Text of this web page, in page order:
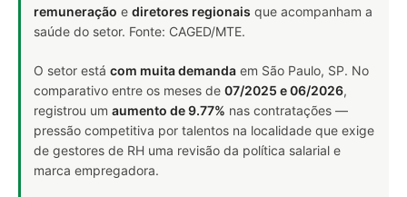
remuneração e diretores regionais que acompanham a
saúde do setor. Fonte: CAGED/MTE.
O setor está com muita demanda em São Paulo, SP. No
comparativo entre os meses de 07/2025 e 06/2026,
registrou um aumento de 9.77% nas contratações —
pressão competitiva por talentos na localidade que exige
de gestores de RH uma revisão da política salarial e
marca empregadora.